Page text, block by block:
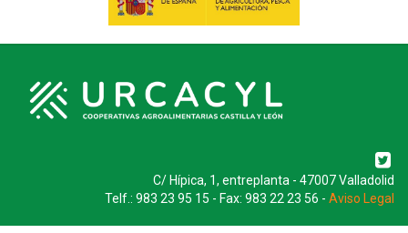
C/ Hípica, 1, entreplanta - 47007 Valladolid
Telf.: 983 23 95 15 - Fax: 983 22 23 56 - Aviso Legal